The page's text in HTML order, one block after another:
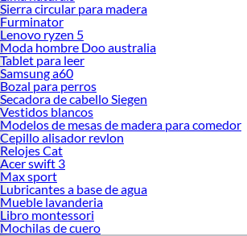
Sierra circular para madera
Furminator
Lenovo ryzen 5
Moda hombre Doo australia
Tablet para leer
Samsung a60
Bozal para perros
Secadora de cabello Siegen
Vestidos blancos
Modelos de mesas de madera para comedor
Cepillo alisador revlon
Relojes Cat
Acer swift 3
Max sport
Lubricantes a base de agua
Mueble lavanderia
Libro montessori
Mochilas de cuero